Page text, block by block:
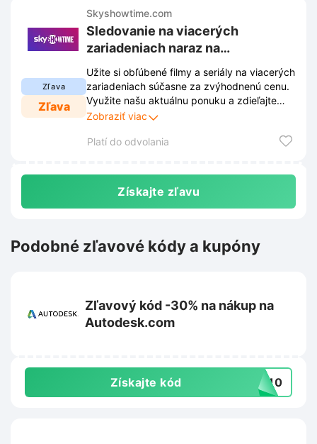
Zľava
Zľava
Skyshowtime.com
Sledovanie na viacerých
zariadeniach naraz na
Skyshowtime.com
Užite si obľúbené filmy a seriály na viacerých
zariadeniach súčasne za zvýhodnenú cenu.
Využite našu aktuálnu ponuku a zdieľajte
filmový zážitok s celou rodinou bez
Zobraziť viac
Platí do odvolania
Získajte zľavu
Podobné zľavové kódy a kupóny
Zľavový kód -30% na nákup na
Autodesk.com
Získajte kód VE10